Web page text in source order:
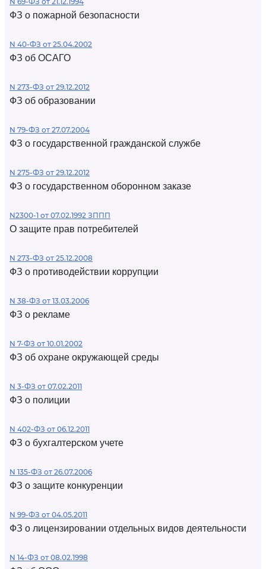
ФЗ о пожарной безопасности
N 40-ФЗ от 25.04.2002
ФЗ об ОСАГО
N 273-ФЗ от 29.12.2012
ФЗ об образовании
N 79-ФЗ от 27.07.2004
ФЗ о государственной гражданской службе
N 275-ФЗ от 29.12.2012
ФЗ о государственном оборонном заказе
N2300-1 от 07.02.1992 ЗППП
О защите прав потребителей
N 273-ФЗ от 25.12.2008
ФЗ о противодействии коррупции
N 38-ФЗ от 13.03.2006
ФЗ о рекламе
N 7-ФЗ от 10.01.2002
ФЗ об охране окружающей среды
N 3-ФЗ от 07.02.2011
ФЗ о полиции
N 402-ФЗ от 06.12.2011
ФЗ о бухгалтерском учете
N 135-ФЗ от 26.07.2006
ФЗ о защите конкуренции
N 99-ФЗ от 04.05.2011
ФЗ о лицензировании отдельных видов деятельности
N 14-ФЗ от 08.02.1998